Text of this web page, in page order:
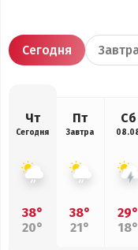
Сегодня
Чт
Сегодня
38°
20°
Пт
Завтра
38°
21°
Сб
29°
18°